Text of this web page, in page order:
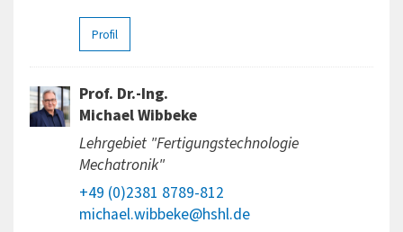
Profil
Prof. Dr.-Ing.
Michael Wibbeke
Lehrgebiet "Fertigungstechnologie
Mechatronik"
+49 (0)2381 8789-812
michael.wibbeke@hshl.de